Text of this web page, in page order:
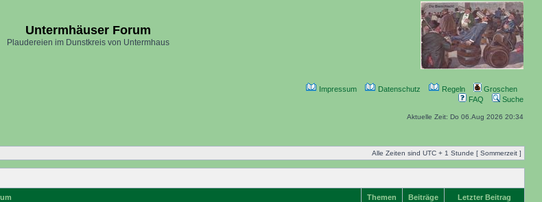
Untermhäuser Forum
Plaudereien im Dunstkreis von Untermhaus
Impressum Datenschutz Regeln
Groschen
FAQ
Suche
Aktuelle Zeit: Do 06.Aug 2026 20:34
Alle Zeiten sind UTC + 1 Stunde [ Sommerzeit ]
Themen Beiträge Letzter Beitrag